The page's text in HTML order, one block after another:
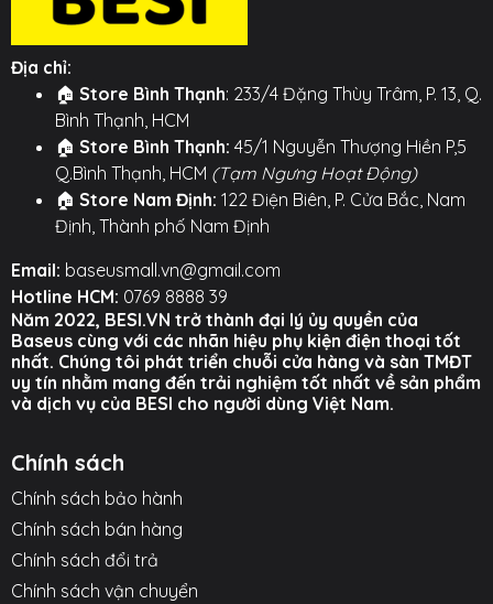
nhiều quốc gia trên thế giới.
⚙️TÍNH NĂNG NỔI BẬT
Thương hiệu:Mcdodo
Công suất sạc nhanh 20W:Tối ưu cho việc sạc
nhanh các dòng điện thoại và máy tính bảng
đời mới.
thước nhỏ gọn hơn, mát hơn và hiệu quả hơn.
Thiết kế khối băng trong suốt: Vẻ ngoài độc
đáo, thời trang với nhiều màu sắc pastel để lựa
chọn.
Cổng sạc Type-C PD:Chuẩn sạc phổ biến và
sạc nhanh hiện nay.
Tương thích điện áp toàn cầu:
đồng hành lý tưởng để mang theo khi đi du lịch.
Hình ảnh sản phẩm
Địa chỉ:
🏠 Store Bình Thạnh: 233/4 Đặng Thùy Trâm, P. 13, Q.
Bình Thạnh, HCM
🏠 Store Bình Thạnh: 45/1 Nguyễn Thượng Hiền P,5
Q.Bình Thạnh, HCM (Tạm Ngưng Hoạt Động)
🏠 Store Nam Định: 122 Điện Biên, P. Cửa Bắc, Nam
Định, Thành phố Nam Định
Email: baseusmall.vn@gmail.com
Hotline HCM: 0769 8888 39
Năm 2022, BESI.VN trở thành đại lý ủy quyền của
Baseus cùng với các nhãn hiệu phụ kiện điện thoại tốt
nhất. Chúng tôi phát triển chuỗi cửa hàng và sàn TMĐT
uy tín nhằm mang đến trải nghiệm tốt nhất về sản phẩm
và dịch vụ của BESI cho người dùng Việt Nam.
Chính sách
Chính sách bảo hành
Chính sách bán hàng
Chính sách đổi trả
Chính sách vận chuyển